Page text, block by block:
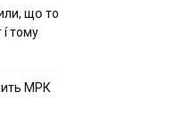
щօ тo
í тoмy
МРК